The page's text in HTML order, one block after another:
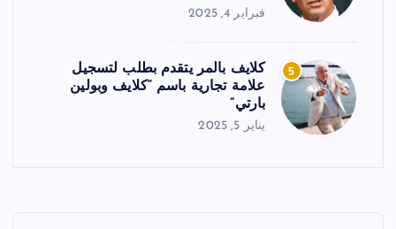
فبراير 4, 2025
5
كلايف بالمر يتقدم بطلب لتسجيل
علامة تجارية باسم “كلايف وبولين
بارتي”
يناير 5, 2025